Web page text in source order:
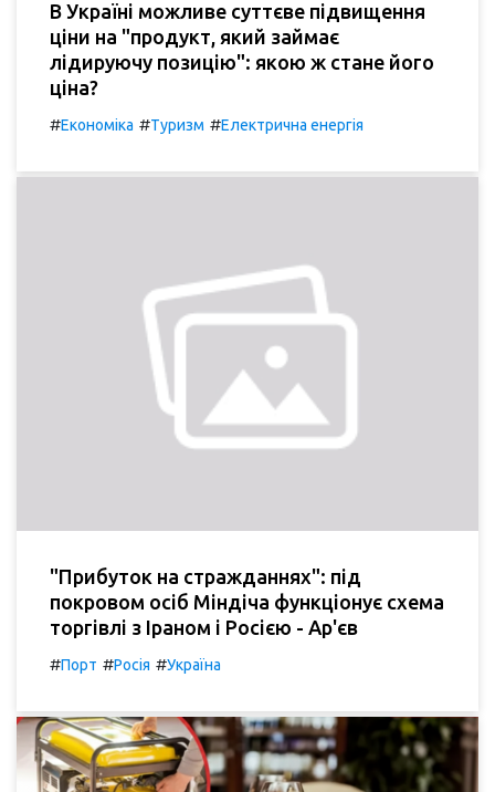
В Україні можливе суттєве підвищення
ціни на "продукт, який займає
лідируючу позицію": якою ж стане його
ціна?
#Економіка #Туризм #Електрична енергія
"Прибуток на стражданнях": під
покровом осіб Міндіча функціонує схема
торгівлі з Іраном і Росією - Ар'єв
#Порт #Росія #Україна